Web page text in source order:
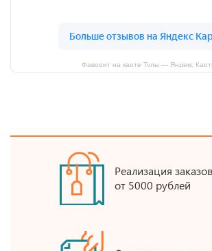
Фаворит на карте Тулы — Яндекс
Реализация заказов
от 5000 рублей